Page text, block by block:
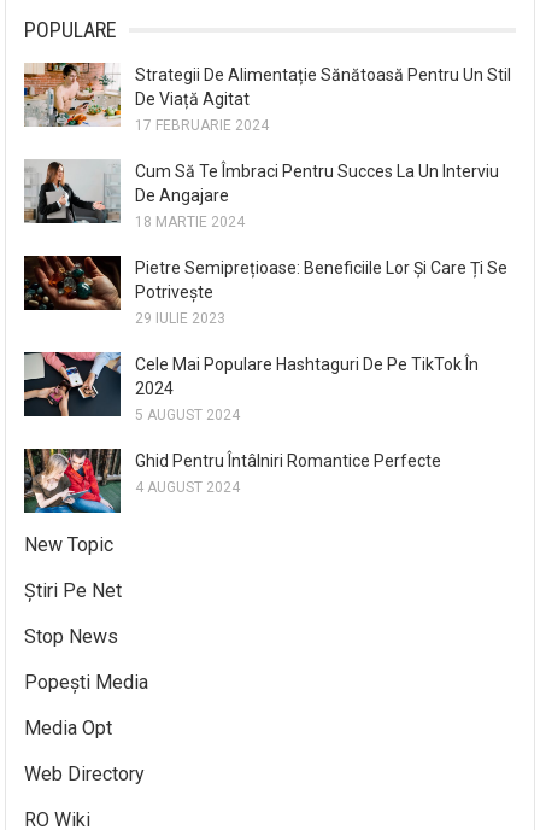
POPULARE
Strategii De Alimentație Sănătoasă Pentru Un Stil
De Viață Agitat
17 FEBRUARIE 2024
Cum Să Te Îmbraci Pentru Succes La Un Interviu
De Angajare
18 MARTIE 2024
Pietre Semiprețioase: Beneficiile Lor Și Care Ți Se
Potrivește
29 IULIE 2023
Cele Mai Populare Hashtaguri De Pe TikTok În
2024
5 AUGUST 2024
Ghid Pentru Întâlniri Romantice Perfecte
4 AUGUST 2024
New Topic
Știri Pe Net
Stop News
Popești Media
Media Opt
Web Directory
RO Wiki